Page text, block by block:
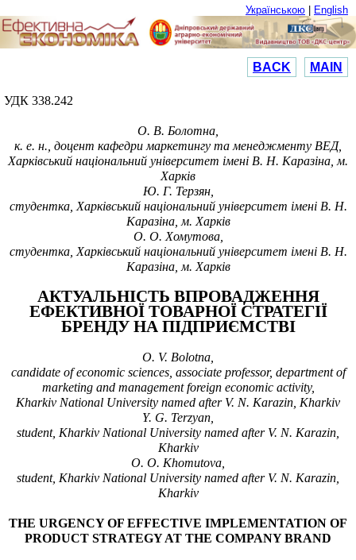
Українською English
BACK MAIN
УДК 338.242
О. В. Болотна,
к. е. н., доцент кафедри маркетингу та менеджменту ВЕД,
Харківський національний університет імені В. Н. Каразіна, м.
Харків
Ю. Г. Терзян,
студентка, Харківський національний університет імені В. Н.
Каразіна, м. Харків
О. О. Хомутова,
студентка, Харківський національний університет імені В. Н.
Каразіна, м. Харків
АКТУАЛЬНІСТЬ ВПРОВАДЖЕННЯ
ЕФЕКТИВНОЇ ТОВАРНОЇ СТРАТЕГІЇ
БРЕНДУ НА ПІДПРИЄМСТВІ
O. V. Bolotna,
candidate of economic sciences, associate professor, department of
marketing and management foreign economic activity,
Kharkiv National University named after V. N. Karazin, Kharkiv
Y. G. Terzyan,
student, Kharkiv National University named after V. N. Karazin,
Kharkiv
O. O. Khomutova,
student, Kharkiv National University named after V. N. Karazin,
Kharkiv
THE URGENCY OF EFFECTIVE IMPLEMENTATION OF
PRODUCT STRATEGY AT THE COMPANY BRAND